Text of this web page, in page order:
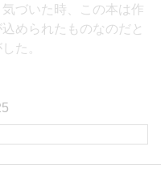
づいた時、この本は作
められたものなのだと
た。